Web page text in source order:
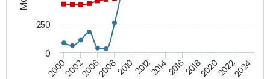
200020022006200820102012201420162018202020222024
0
250